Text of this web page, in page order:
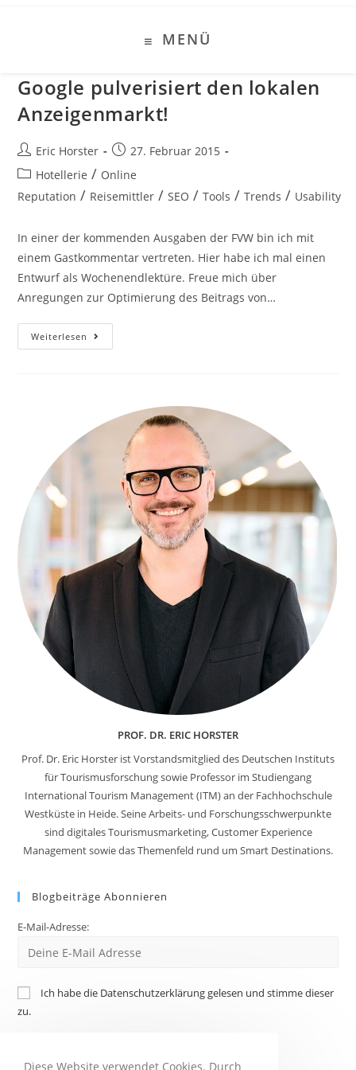
MENÜ
Google pulverisiert den lokalen
Anzeigenmarkt!
Beitrags-
Autor:
Eric Horster
Beitrag
veröffentlicht:
27. Februar 2015
Beitrags-
Hotellerie / Online
Reputation / Reisemittler / SEO / Tools / Trends / Usability
In einer der kommenden Ausgaben der FVW bin ich mit
einem Gastkommentar vertreten. Hier habe ich mal einen
Entwurf als Wochenendlektüre. Freue mich über
Anregungen zur Optimierung des Beitrags von…
Weiterlesen Google
Pulverisiert
PROF. DR. ERIC HORSTER
Prof. Dr. Eric Horster ist Vorstandsmitglied des Deutschen Instituts
für Tourismusforschung sowie Professor im Studiengang
International Tourism Management (ITM) an der Fachhochschule
Westküste in Heide. Seine Arbeits- und Forschungsschwerpunkte
sind digitales Tourismusmarketing, Customer Experience
Management sowie das Themenfeld rund um Smart Destinations.
Blogbeiträge Abonnieren
E-Mail-Adresse:
Ich habe die Datenschutzerklärung gelesen und stimme dieser
zu.
Diese Website verwendet Cookies. Durch